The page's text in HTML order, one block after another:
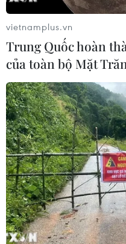
vietnamplus.vn
Trung Quốc hoàn
của toàn bộ Mặt